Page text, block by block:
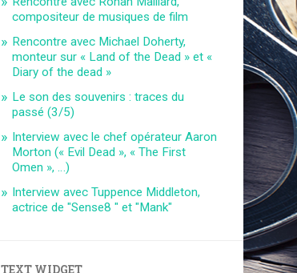
compositeur de musiques de film
Rencontre avec Michael Doherty,
monteur sur « Land of the Dead » et «
Diary of the dead »
Le son des souvenirs : traces du
passé (3/5)
Interview avec le chef opérateur Aaron
Morton (« Evil Dead », « The First
Omen », …)
Interview avec Tuppence Middleton,
actrice de "Sense8 " et "Mank"
TEXT WIDGET